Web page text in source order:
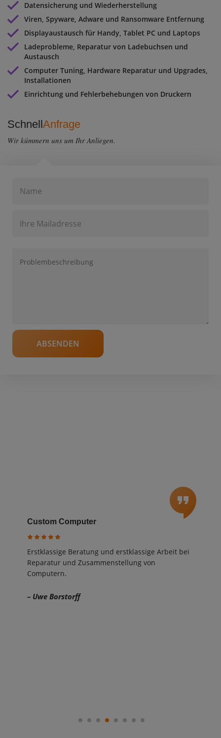
Datensicherung und Wiederherstellung
Viren, Spyware, Adware und Ransomware Entfernung
Displayaustausch für Handy, Tablet PC und Laptops
Ladeprobleme, Reparatur von Ladebuchsen und
Austausch
Computer Tuning, Hardware Reparatur und Upgrades,
Installationen
Einrichtung und Fehlerbehebungen von Druckern
SchnellAnfrage
Wir kümmern uns um Ihr Anliegen.
Arbeit bei
Service Empfehlung
Einfach Top Service
1 2 3 4 5 6 7 8